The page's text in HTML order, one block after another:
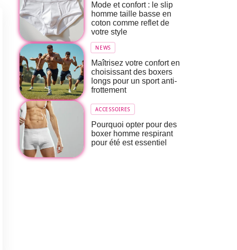
Mode et confort : le slip
homme taille basse en
coton comme reflet de
votre style
NEWS
Maîtrisez votre confort en
choisissant des boxers
longs pour un sport anti-
frottement
ACCESSOIRES
Pourquoi opter pour des
boxer homme respirant
pour été est essentiel